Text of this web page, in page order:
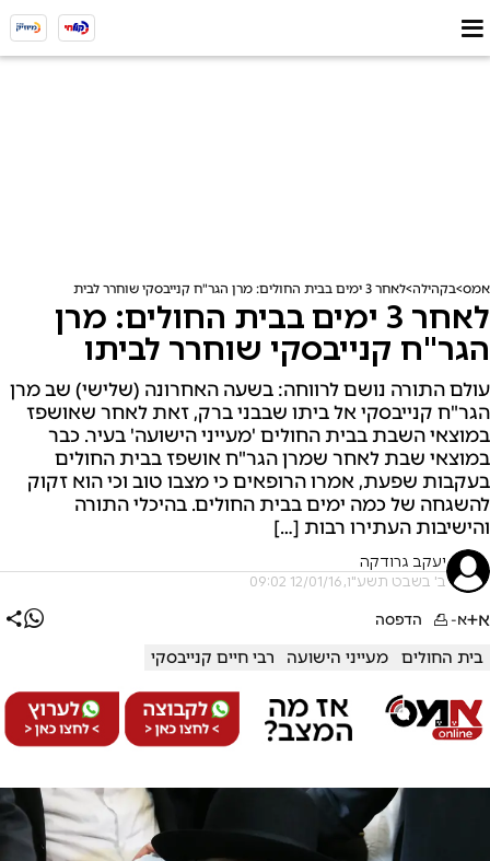
אמס בקהילה לאחר 3 ימים בבית החולים: מרן הגר"ח קנייבסקי שוחרר לביתו
לאחר 3 ימים בבית החולים: מרן
הגר"ח קנייבסקי שוחרר לביתו
עולם התורה נושם לרווחה: בשעה האחרונה (שלישי) שב מרן
הגר"ח קנייבסקי אל ביתו שבבני ברק, זאת לאחר שאושפז
במוצאי השבת בבית החולים 'מעייני הישועה' בעיר. כבר
במוצאי שבת לאחר שמרן הגר"ח אושפז בבית החולים
בעקבות שפעת, אמרו הרופאים כי מצבו טוב וכי הוא זקוק
להשגחה של כמה ימים בבית החולים. בהיכלי התורה
והישיבות העתירו רבות […]
יעקב גרודקה
ב' בשבט תשע"ו, 12/01/16 09:02
א+א- הדפסה
בית החולים מעייני הישועה רבי חיים קנייבסקי